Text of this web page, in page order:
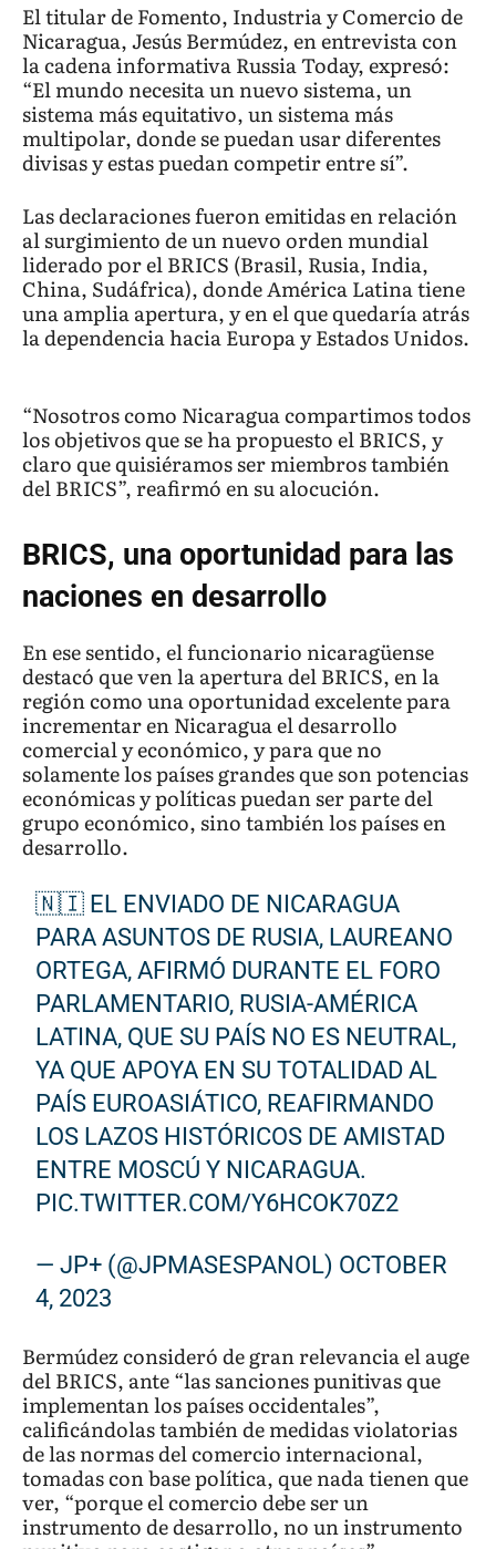
El titular de Fomento, Industria y Comercio de
Nicaragua, Jesús Bermúdez, en entrevista con
la cadena informativa Russia Today, expresó:
“El mundo necesita un nuevo sistema, un
sistema más equitativo, un sistema más
multipolar, donde se puedan usar diferentes
divisas y estas puedan competir entre sí”.
Las declaraciones fueron emitidas en relación
al surgimiento de un nuevo orden mundial
liderado por el BRICS (Brasil, Rusia, India,
China, Sudáfrica), donde América Latina tiene
una amplia apertura, y en el que quedaría atrás
la dependencia hacia Europa y Estados Unidos.
“Nosotros como Nicaragua compartimos todos
los objetivos que se ha propuesto el BRICS, y
claro que quisiéramos ser miembros también
del BRICS”, reafirmó en su alocución.
BRICS, una oportunidad para las
naciones en desarrollo
En ese sentido, el funcionario nicaragüense
destacó que ven la apertura del BRICS, en la
región como una oportunidad excelente para
incrementar en Nicaragua el desarrollo
comercial y económico, y para que no
solamente los países grandes que son potencias
económicas y políticas puedan ser parte del
grupo económico, sino también los países en
desarrollo.
🇳🇮 EL ENVIADO DE NICARAGUA
PARA ASUNTOS DE RUSIA, LAUREANO
ORTEGA, AFIRMÓ DURANTE EL FORO
PARLAMENTARIO, RUSIA-AMÉRICA
LATINA, QUE SU PAÍS NO ES NEUTRAL,
YA QUE APOYA EN SU TOTALIDAD AL
PAÍS EUROASIÁTICO, REAFIRMANDO
LOS LAZOS HISTÓRICOS DE AMISTAD
ENTRE MOSCÚ Y NICARAGUA.
PIC.TWITTER.COM/Y6HCOK70Z2
— JP+ (@JPMASESPANOL) OCTOBER
4, 2023
Bermúdez consideró de gran relevancia el auge
del BRICS, ante “las sanciones punitivas que
implementan los países occidentales”,
calificándolas también de medidas violatorias
de las normas del comercio internacional,
tomadas con base política, que nada tienen que
ver, “porque el comercio debe ser un
instrumento de desarrollo, no un instrumento